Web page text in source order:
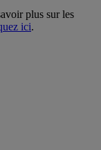
plus sur les
ici.